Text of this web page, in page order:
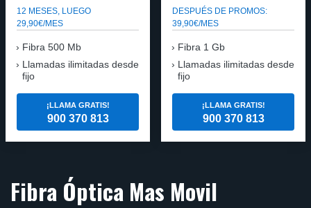
12 MESES, LUEGO
29,90€/MES
Fibra 500 Mb
Llamadas ilimitadas desde
fijo
¡LLAMA GRATIS!
900 370 813
DESPUÉS DE PROMOS:
39,90€/MES
Fibra 1 Gb
Llamadas ilimitadas desde
fijo
¡LLAMA GRATIS!
900 370 813
Fibra Óptica Mas Movil